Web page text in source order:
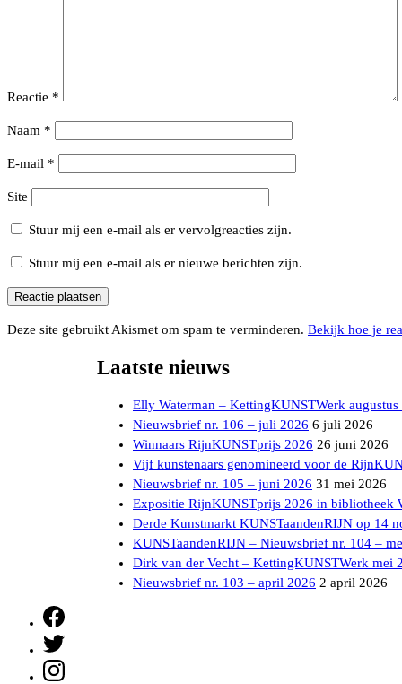
Reactie *
Naam *
E-mail *
Site
Stuur mij een e-mail als er vervolgreacties zijn.
Stuur mij een e-mail als er nieuwe berichten zijn.
Deze site gebruikt Akismet om spam te verminderen. Bekijk hoe je
Laatste nieuws
Elly Waterman – KettingKUNSTWerk augustus
Nieuwsbrief nr. 106 – juli 2026 6 juli 2026
Winnaars RijnKUNSTprijs 2026 26 juni 2026
Vijf kunstenaars genomineerd voor de
Nieuwsbrief nr. 105 – juni 2026 31 mei 2026
Expositie RijnKUNSTprijs 2026 in bibliotheek
Derde Kunstmarkt KUNSTaandenRIJN op 14
KUNSTaandenRIJN – Nieuwsbrief nr. 104 –
Dirk van der Vecht – KettingKUNSTWerk mei
Nieuwsbrief nr. 103 – april 2026 2 april 2026
Facebook
Twitter
Instagram